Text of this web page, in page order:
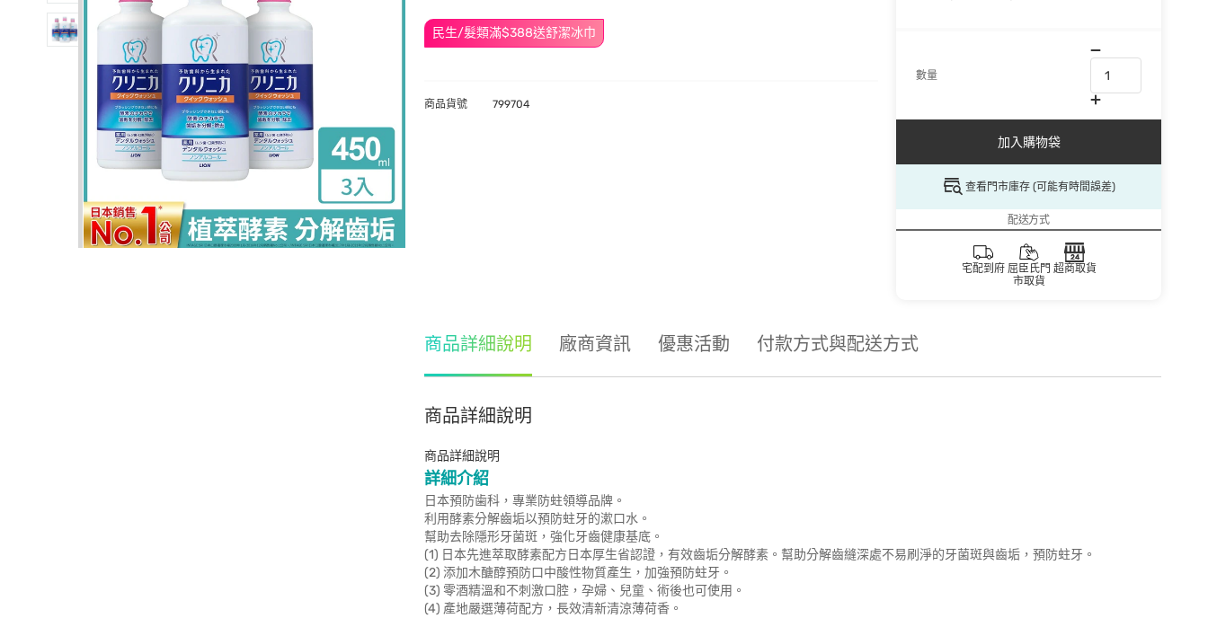
民生/髮類滿$388送舒潔冰巾
數量
加入購物袋
查看門市庫存 (可能有時間誤差)
配送方式
宅配到府 屈臣氏門
市取貨
超商取貨
商品貨號 799704
商品詳細說明 廠商資訊 優惠活動 付款方式與配送方式
商品詳細說明
商品詳細說明
詳細介紹
日本預防歯科，專業防蛀領導品牌。
利用酵素分解齒垢以預防蛀牙的漱口水。
幫助去除隱形牙菌斑，強化牙齒健康基底。
(1) 日本先進萃取酵素配方日本厚生省認證，有效齒垢分解酵素。幫助分解齒縫深處不易刷淨的牙菌斑與齒垢，預防蛀牙。
(2) 添加木醣醇預防口中酸性物質產生，加強預防蛀牙。
(3) 零酒精溫和不刺激口腔，孕婦、兒童、術後也可使用。
(4) 產地嚴選薄荷配方，長效清新清涼薄荷香。